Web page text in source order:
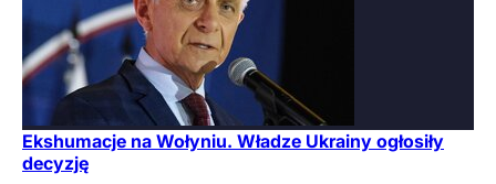
Ekshumacje na Wołyniu. Władze Ukrainy ogłosiły
decyzję